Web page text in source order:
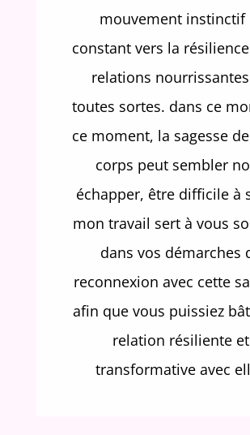
mouvement instinctif
constant vers la
relations
toutes sortes. dans ce
ce moment, la sagesse
corps peut sembler
échapper, être difficile à
mon travail sert à vous
dans vos démarches
reconnexion avec cette
afin que vous puissiez
relation résiliente et
transformative avec